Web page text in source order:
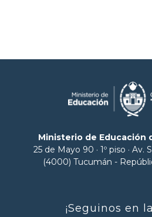
Ministerio de Educación
25 de Mayo 90 · 1º piso ·
(4000) Tucumán -
¡Seguinos en